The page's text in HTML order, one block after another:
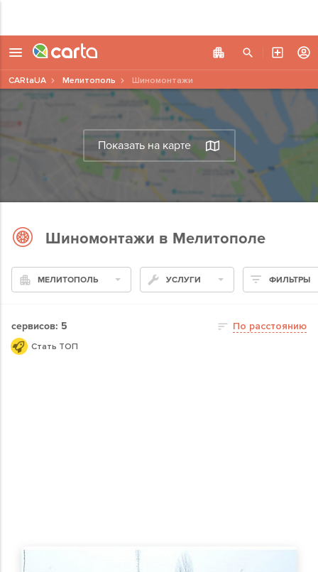
Показать на карте
CARtaUA Мелитополь Шиномонтажи
Шиномонтажи в Мелитополе
МЕЛИТОПОЛЬ УСЛУГИ ФИЛЬТРЫ
сервисов: 5 По расстоянию
Стать ТОП